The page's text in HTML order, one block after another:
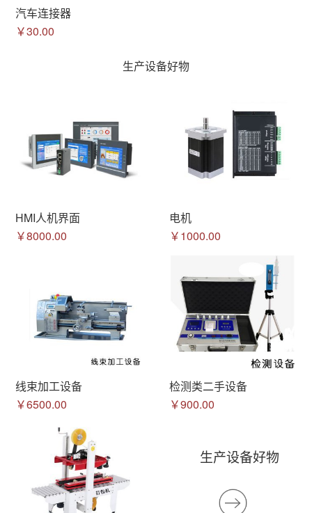
汽车连接器
￥30.00
生产设备好物
HMI人机界面
￥8000.00
电机
￥1000.00
线束加工设备
￥6500.00
检测类二手设备
￥900.00
生产设备好物